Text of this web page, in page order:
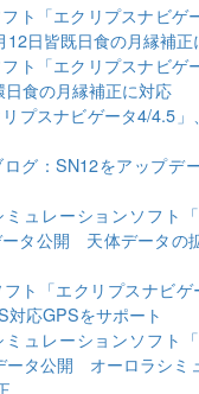
フト「エクリプスナビゲ
日皆既日食の月縁補正
フト「エクリプスナビゲ
食の月縁補正に対応
リプスナビゲータ4/4.5
グ：SN12をアップデ
ミュレーションソフト
タ公開 天体データの
フト「エクリプスナビ
応GPSをサポート
ミュレーションソフト
ータ公開 オーロラシミ